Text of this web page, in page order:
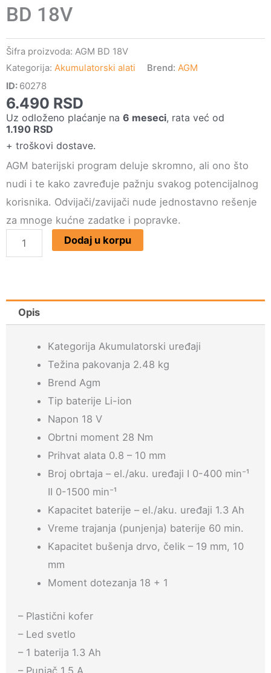
BD 18V
Šifra proizvoda: AGM BD 18V
Kategorija: Akumulatorski alati Brend: AGM
ID: 60278
6.490 RSD
Uz odloženo plaćanje na 6 meseci, rata već od
1.190 RSD
+ troškovi dostave.
AGM baterijski program deluje skromno, ali ono što
nudi i te kako zavređuje pažnju svakog potencijalnog
korisnika. Odvijači/zavijači nude jednostavno rešenje
za mnoge kućne zadatke i popravke.
AGM
Akumulatorska
18V
količina
Dodaj u korpu
Opis
Kategorija Akumulatorski uređaji
Težina pakovanja 2.48 kg
Brend Agm
Tip baterije Li-ion
Napon 18 V
Obrtni moment 28 Nm
Prihvat alata 0.8 – 10 mm
Broj obrtaja – el./aku. uređaji I 0-400 min⁻¹
II 0-1500 min⁻¹
Kapacitet baterije – el./aku. uređaji 1.3 Ah
Vreme trajanja (punjenja) baterije 60 min.
Kapacitet bušenja drvo, čelik – 19 mm, 10
mm
Moment dotezanja 18 + 1
– Plastični kofer
– Led svetlo
– 1 baterija 1.3 Ah